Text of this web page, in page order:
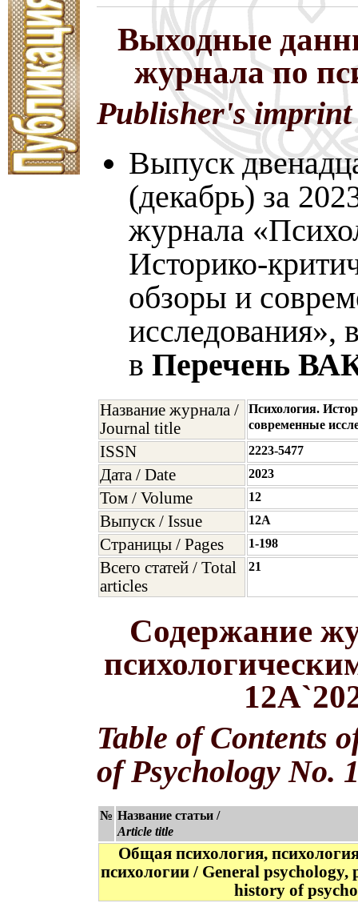
Выходные
журнала по
Publisher's imprint
Выпуск
(декабрь) за
журнала
Историко-
обзоры и
исследования»,
в Перечень
Название журнала /
Journal title
Психология.
современные
ISSN 2223-5477
Дата / Date 2023
Том / Volume 12
Выпуск / Issue 12A
Страницы / Pages 1-198
Всего статей / Total
articles
21
Содержание
Table of Contents
of Psychology No.
№ Название статьи /
Article title
Общая психология,
психологии / General psychology,
history of